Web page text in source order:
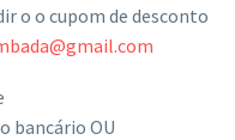
o o cupom de desconto
bancário OU